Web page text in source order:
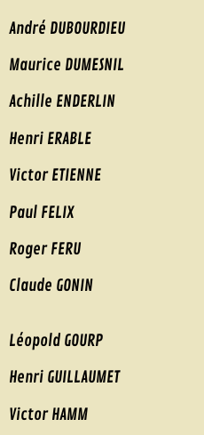
André DUBOURDIEU
Maurice DUMESNIL
Achille ENDERLIN
Henri ERABLE
Victor ETIENNE
Paul FELIX
Roger FERU
Claude GONIN
Léopold GOURP
Henri GUILLAUMET
Victor HAMM